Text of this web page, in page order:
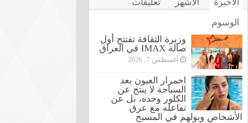
الوسوم
وزيرة الثقافة تفتتح أول
صالة IMAX في العراق
أغسطس 7, 2026
احمرار العيون بعد
السباحة لا ينتج عن
الكلور وحده، بل عن
تفاعله مع عرق
الأشخاص وبولهم في المسبح